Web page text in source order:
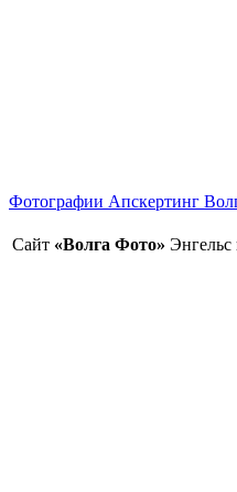
Фотографии Апскертинг
Сайт «Волга Фото» Энгельс